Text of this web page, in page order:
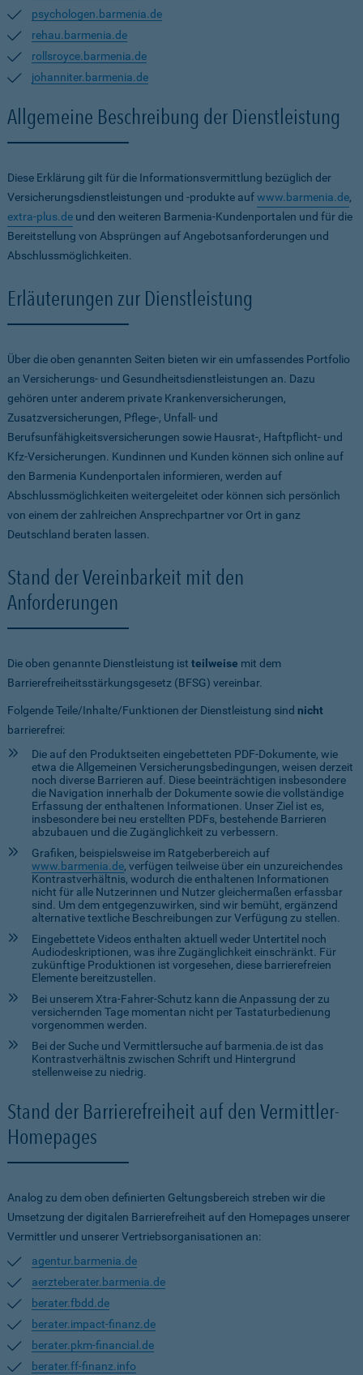
psychologen.barmenia.de
rehau.barmenia.de
rollsroyce.barmenia.de
johanniter.barmenia.de
Allgemeine Beschreibung der Dienstleistung
Diese Erklärung gilt für die Informationsvermittlung bezüglich der
Versicherungsdienstleistungen und -produkte aufwww.barmenia.de,
extra-plus.de und den weiteren Barmenia-Kundenportalen und für die
Bereitstellung von Absprüngen auf Angebotsanforderungen und
Abschlussmöglichkeiten.
Erläuterungen zur Dienstleistung
Über die oben genannten Seiten bieten wir ein umfassendes Portfolio
an Versicherungs- und Gesundheitsdienstleistungen an. Dazu
gehören unter anderem private Krankenversicherungen,
Zusatzversicherungen, Pflege-, Unfall- und
Berufsunfähigkeitsversicherungen sowie Hausrat-, Haftpflicht- und
Kfz-Versicherungen. Kundinnen und Kunden können sich online auf
den Barmenia Kundenportalen informieren, werden auf
Abschlussmöglichkeiten weitergeleitet oder können sich persönlich
von einem der zahlreichen Ansprechpartner vor Ort in ganz
Deutschland beraten lassen.
Stand der Vereinbarkeit mit den
Anforderungen
Die oben genannte Dienstleistung ist teilweise mit dem
Barrierefreiheitsstärkungsgesetz (BFSG) vereinbar.
Folgende Teile/Inhalte/Funktionen der Dienstleistung sind nicht
barrierefrei:
Die auf den Produktseiten eingebetteten PDF-Dokumente, wie
etwa die Allgemeinen Versicherungsbedingungen, weisen derzeit
noch diverse Barrieren auf. Diese beeinträchtigen insbesondere
die Navigation innerhalb der Dokumente sowie die vollständige
Erfassung der enthaltenen Informationen. Unser Ziel ist es,
insbesondere bei neu erstellten PDFs, bestehende Barrieren
abzubauen und die Zugänglichkeit zu verbessern.
Grafiken, beispielsweise im Ratgeberbereich auf
www.barmenia.de, verfügen teilweise über ein unzureichendes
Kontrastverhältnis, wodurch die enthaltenen Informationen
nicht für alle Nutzerinnen und Nutzer gleichermaßen erfassbar
sind. Um dem entgegenzuwirken, sind wir bemüht, ergänzend
alternative textliche Beschreibungen zur Verfügung zu stellen.
Eingebettete Videos enthalten aktuell weder Untertitel noch
Audiodeskriptionen, was ihre Zugänglichkeit einschränkt. Für
zukünftige Produktionen ist vorgesehen, diese barrierefreien
Elemente bereitzustellen.
Bei unserem Xtra-Fahrer-Schutz kann die Anpassung der zu
versichernden Tage momentan nicht per Tastaturbedienung
vorgenommen werden.
Bei der Suche und Vermittlersuche auf barmenia.de ist das
Kontrastverhältnis zwischen Schrift und Hintergrund
stellenweise zu niedrig.
Stand der Barrierefreiheit auf den Vermittler-
Homepages
Analog zu dem oben definierten Geltungsbereich streben wir die
Umsetzung der digitalen Barrierefreiheit auf den Homepages unserer
Vermittler und unserer Vertriebsorganisationen an:
agentur.barmenia.de
aerzteberater.barmenia.de
berater.fbdd.de
berater.impact-finanz.de
berater.pkm-financial.de
berater.ff-finanz.info